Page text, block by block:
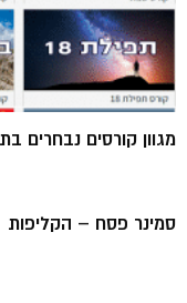
מגוון קורסים נבחרים
סמינר פסח – הקליפות